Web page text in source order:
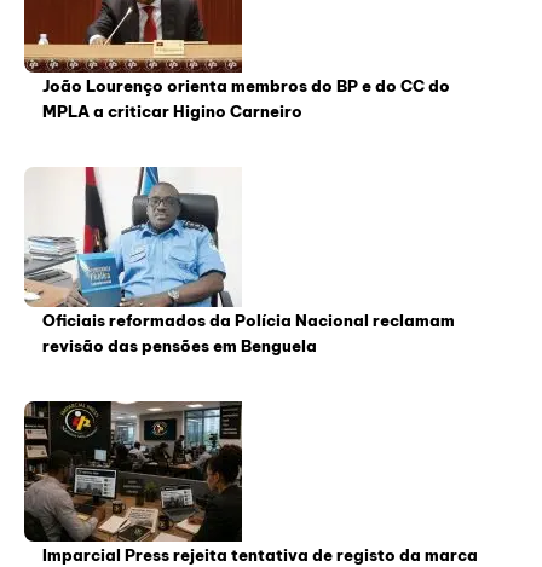
João Lourenço orienta membros do BP e do CC do
MPLA a criticar Higino Carneiro
Oficiais reformados da Polícia Nacional reclamam
revisão das pensões em Benguela
Imparcial Press rejeita tentativa de registo da marca